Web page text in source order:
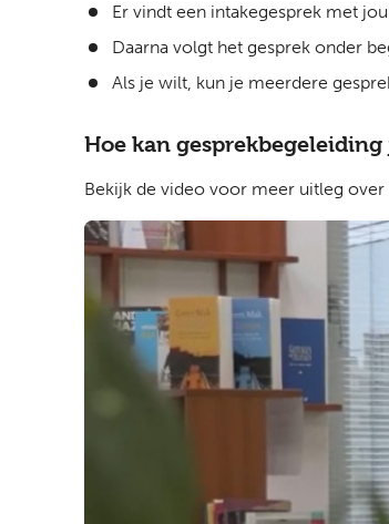
Er vindt een intakegesprek met
Daarna volgt het gesprek onder
Als je wilt, kun je meerdere
Hoe kan
Bekijk de video voor meer uitleg